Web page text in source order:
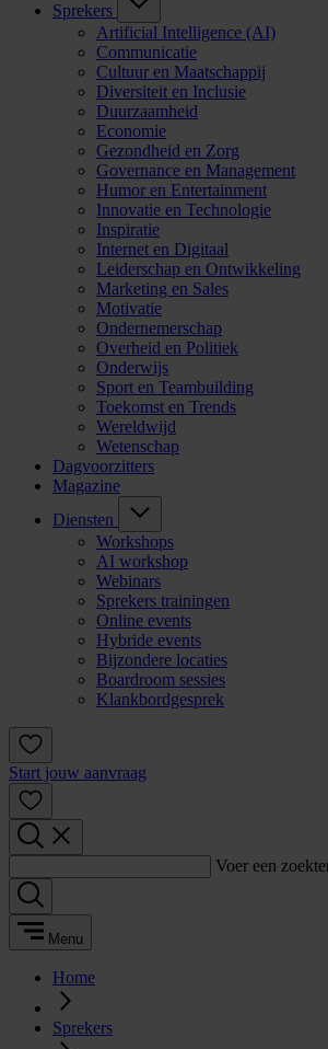
Sprekers
Artificial Intelligence (AI)
Communicatie
Cultuur en Maatschappij
Diversiteit en Inclusie
Duurzaamheid
Economie
Gezondheid en Zorg
Governance en Management
Humor en Entertainment
Innovatie en Technologie
Inspiratie
Internet en Digitaal
Leiderschap en Ontwikkeling
Marketing en Sales
Motivatie
Ondernemerschap
Overheid en Politiek
Onderwijs
Sport en Teambuilding
Toekomst en Trends
Wereldwijd
Wetenschap
Dagvoorzitters
Magazine
Diensten
Workshops
AI workshop
Webinars
Sprekers trainingen
Online events
Hybride events
Bijzondere locaties
Boardroom sessies
Klankbordgesprek
Start jouw aanvraag
Voer een
Menu
Home
Sprekers